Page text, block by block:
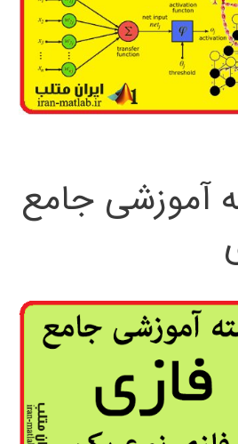
آموزشی جامع